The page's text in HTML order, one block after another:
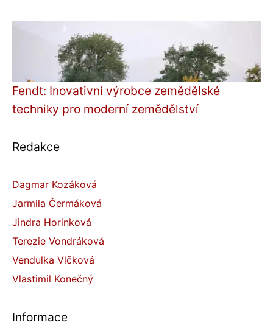
Fendt: Inovativní výrobce zemědělské
techniky pro moderní zemědělství
Redakce
Dagmar Kozáková
Jarmila Čermáková
Jindra Horinková
Terezie Vondráková
Vendulka Vlčková
Vlastimil Konečný
Informace